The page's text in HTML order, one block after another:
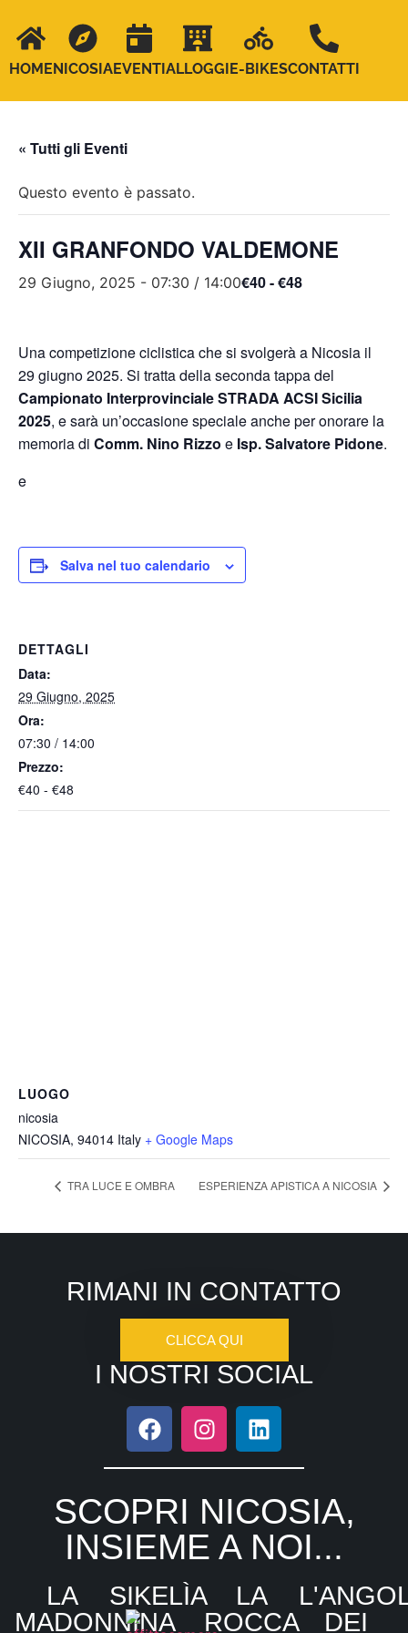
HOMENICOSIAEVENTIALLOGGIE-BIKESCONTATTI
« Tutti gli Eventi
Questo evento è passato.
XII GRANFONDO VALDEMONE
29 Giugno, 2025 - 07:30 / 14:00€40 - €48
Una competizione ciclistica che si svolgerà a Nicosia il
29 giugno 2025. Si tratta della seconda tappa del
Campionato Interprovinciale STRADA ACSI Sicilia
2025, e sarà un’occasione speciale anche per onorare la
memoria di Comm. Nino Rizzo e Isp. Salvatore Pidone.
e
Salva nel tuo calendario
DETTAGLI
Data:
29 Giugno, 2025
Ora:
07:30 / 14:00
Prezzo:
€40 - €48
LUOGO
nicosia
NICOSIA, 94014 Italy + Google Maps
TRA LUCE E OMBRA ESPERIENZA APISTICA A NICOSIA
RIMANI IN CONTATTO
CLICCA QUI
I NOSTRI SOCIAL
SCOPRI NICOSIA,
INSIEME A NOI...
LA
MADONNINA
SIKELÌA
LA
ROCCA
DEI